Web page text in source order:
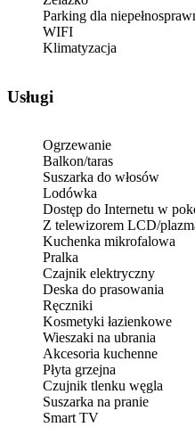
Parking dla
WIFI
Klimatyzacja
Usługi
Ogrzewanie
Balkon/taras
Suszarka do włosów
Lodówka
Dostęp do Internetu w
Z telewizorem LCD/
Kuchenka mikrofalowa
Pralka
Czajnik elektryczny
Deska do prasowania
Ręczniki
Kosmetyki łazienkowe
Wieszaki na ubrania
Akcesoria kuchenne
Płyta grzejna
Czujnik tlenku węgla
Suszarka na pranie
Smart TV